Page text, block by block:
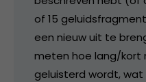
of 15
een nieuw uit te
meten hoe lang/kort
geluisterd wordt,